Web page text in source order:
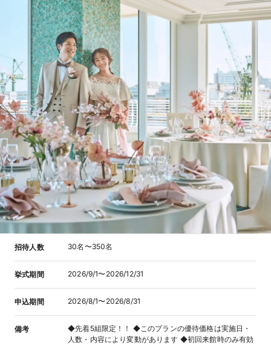
招待人数 30名〜350名
挙式期間 2026/9/1〜2026/12/31
申込期間 2026/8/1〜2026/8/31
備考
◆先着5組限定！！ ◆このプランの優待価格は実施日・
人数・内容により変動があります ◆初回来館時のみ有効